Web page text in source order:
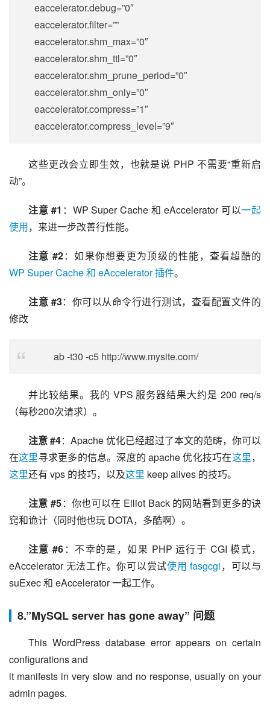
eaccelerator.debug=”0″
eaccelerator.filter=””
eaccelerator.shm_max=”0″
eaccelerator.shm_ttl=”0″
eaccelerator.shm_prune_period=”0″
eaccelerator.shm_only=”0″
eaccelerator.compress=”1″
eaccelerator.compress_level=”9″
这些更改会立即生效，也就是说 PHP 不需要“重新启
动”。
注意 #1 ：WP Super Cache 和 eAccelerator 可以一起
使用，来进一步改善行性能。
注意 #2
WP Super Cache 和 eAccelerator 插件。
注意 #3：你可以从命令行进行测试，查看配置文件的
修改
ab -t30 -c5 http://www.mysite.com/
并比较结果。我的 VPS 服务器结果大约是 200 req/s
（每秒200次请求）。
注意 #4：Apache 优化已经超过了本文的范畴，你可以
在这里寻求更多的信息。深度的 apache 优化技巧在这里，
这里还有 vps 的技巧，以及这里 keep alives 的技巧。
注意 #5：你也可以在 Elliot Back 的网站看到更多的诀
窍和诡计（同时他也玩 DOTA，多酷啊）。
注意 #6 ：不幸的是，如果 PHP 运行于 CGI 模式，
eAccelerator 无法工作。你可以尝试使用 fasgcgi，可以与
suExec 和 eAccelerator 一起工作。
8.”MySQL server has gone away” 问题
This WordPress database error appears on certain
configurations and
it manifests in very slow and no response, usually on your
admin pages.